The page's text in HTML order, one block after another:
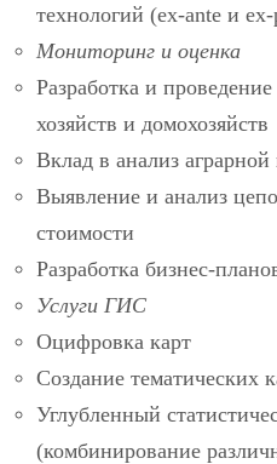
технологий (ex-ante и
Мониторинг и оценка
Разработка и
хозяйств и домохозяйств
Вклад в анализ
Выявление и анализ
стоимости
Разработка бизнес-
Услуги ГИС
Оцифровка карт
Создание тематических
Углубленный
(комбинирование